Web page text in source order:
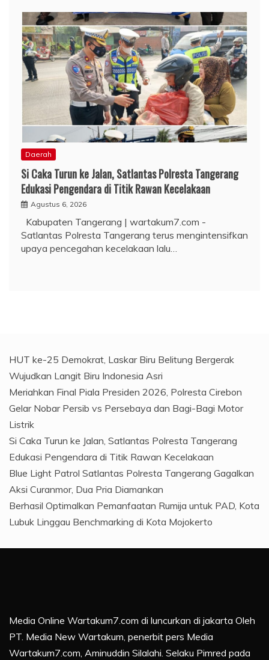
Daerah
Si Caka Turun ke Jalan, Satlantas Polresta Tangerang
Edukasi Pengendara di Titik Rawan Kecelakaan
Agustus 6, 2026
Kabupaten Tangerang | wartakum7.com -
Satlantas Polresta Tangerang terus mengintensifkan
upaya pencegahan kecelakaan lalu…
HUT ke-25 Demokrat, Laskar Biru Belitung Bergerak
Wujudkan Langit Biru Indonesia Asri
Meriahkan Final Piala Presiden 2026, Polresta Cirebon
Gelar Nobar Persib vs Persebaya dan Bagi-Bagi Motor
Listrik
Si Caka Turun ke Jalan, Satlantas Polresta Tangerang
Edukasi Pengendara di Titik Rawan Kecelakaan
Blue Light Patrol Satlantas Polresta Tangerang Gagalkan
Aksi Curanmor, Dua Pria Diamankan
Berhasil Optimalkan Pemanfaatan Rumija untuk PAD, Kota
Lubuk Linggau Benchmarking di Kota Mojokerto
Media Online Wartakum7.com di luncurkan di jakarta Oleh
PT. Media New Wartakum, penerbit pers Media
Wartakum7.com, Aminuddin Silalahi. Selaku Pimred pada